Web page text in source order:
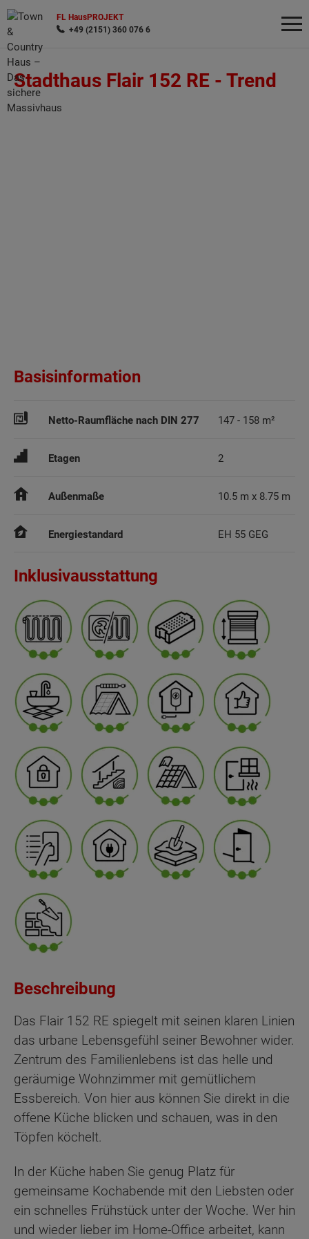
FL HausPROJEKT
+49 (2151) 360 076 6
Stadthaus Flair 152 RE - Trend
Basisinformation
Netto-Raumfläche nach DIN 277
Etagen 2
Außenmaße 10.5 m x 8.75 m
Energiestandard EH 55 GEG
Inklusivausstattung
Beschreibung
Das Flair 152 RE spiegelt mit seinen klaren Linien
das urbane Lebensgefühl seiner Bewohner wider.
Zentrum des Familienlebens ist das helle und
geräumige Wohnzimmer mit gemütlichem
Essbereich. Von hier aus können Sie direkt in die
offene Küche blicken und schauen, was in den
Töpfen köchelt.
In der Küche haben Sie genug Platz für
gemeinsame Kochabende mit den Liebsten oder
ein schnelles Frühstück unter der Woche. Wer hin
und wieder lieber im Home-Office arbeitet, kann
Wonach möchten Sie suchen?